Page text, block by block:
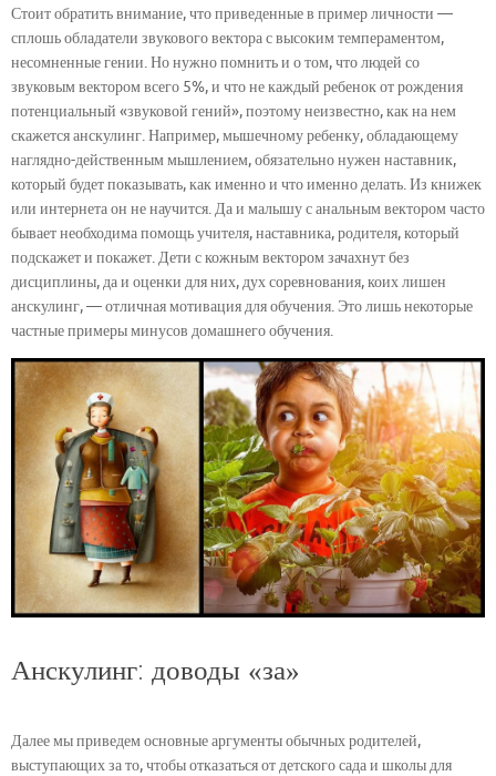
Стоит обратить внимание, что приведенные в пример личности —
сплошь обладатели звукового вектора с высоким темпераментом,
несомненные гении. Но нужно помнить и о том, что людей со
звуковым вектором всего 5%, и что не каждый ребенок от рождения
потенциальный «звуковой гений», поэтому неизвестно, как на нем
скажется анскулинг. Например, мышечному ребенку, обладающему
наглядно-действенным мышлением, обязательно нужен наставник,
который будет показывать, как именно и что именно делать. Из книжек
или интернета он не научится. Да и малышу с анальным вектором часто
бывает необходима помощь учителя, наставника, родителя, который
подскажет и покажет. Дети с кожным вектором зачахнут без
дисциплины, да и оценки для них, дух соревнования, коих лишен
анскулинг, — отличная мотивация для обучения. Это лишь некоторые
частные примеры минусов домашнего обучения.
Анскулинг: доводы «за»
Далее мы приведем основные аргументы обычных родителей,
выступающих за то, чтобы отказаться от детского сада и школы для